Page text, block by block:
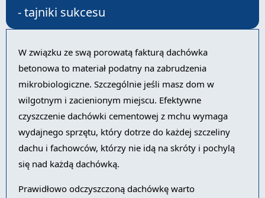
- tajniki sukcesu
W związku ze swą porowatą fakturą dachówka
betonowa to materiał podatny na zabrudzenia
mikrobiologiczne. Szczególnie jeśli masz dom w
wilgotnym i zacienionym miejscu. Efektywne
czyszczenie dachówki cementowej z mchu wymaga
wydajnego sprzętu, który dotrze do każdej szczeliny
dachu i fachowców, którzy nie idą na skróty i pochylą
się nad każdą dachówką.
Prawidłowo odczyszczoną dachówkę warto